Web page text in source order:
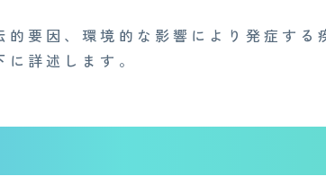
要因、環境的な影響により発症する
詳述します。